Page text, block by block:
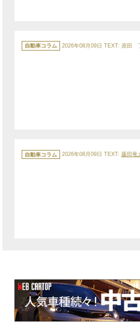
テ
ゴ
自動車コラム 2026年08月09日 TEXT: 原田
テ
ゴ
自動車コラム 2026年08月09日 TEXT: 藤田竜